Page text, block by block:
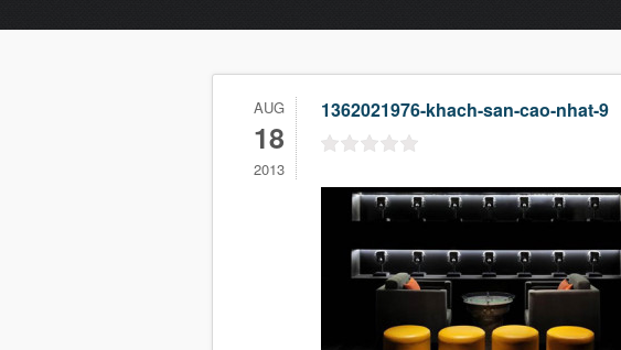
AUG
18
2013
1362021976-khach-san-cao-nhat-9